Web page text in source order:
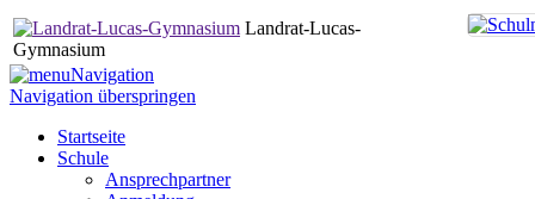
Landrat-Lucas-
Gymnasium
Navigation
Navigation überspringen
Startseite
Schule
Ansprechpartner